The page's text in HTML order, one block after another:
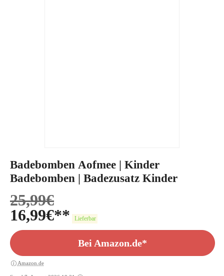
Badebomben Aofmee | Kinder
Badebomben | Badezusatz Kinder
25,99€
16,99€ Lieferbar
Bei Amazon.de*
Amazon.de